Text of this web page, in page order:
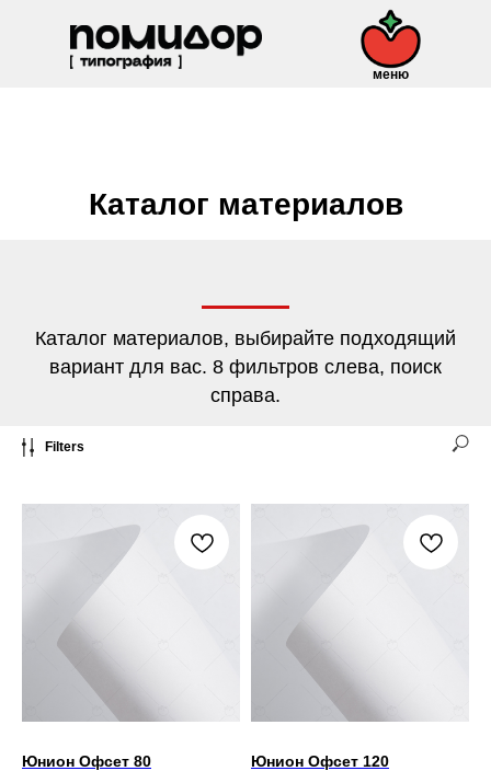
меню
Каталог материалов
Каталог материалов, выбирайте подходящий
вариант для вас. 8 фильтров слева, поиск
справа.
Filters
Юнион Офсет 80 Юнион Офсет 120